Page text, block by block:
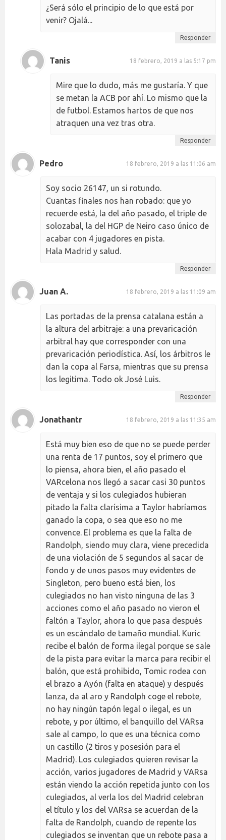
¿Será sólo el principio de lo que está por
venir? Ojalá...
Responder
Tanis 18 febrero, 2019 a las 5:17 pm
Mire que lo dudo, más me gustaría. Y que
se metan la ACB por ahí. Lo mismo que la
de futbol. Estamos hartos de que nos
atraquen una vez tras otra.
Responder
Pedro 18 febrero, 2019 a las 11:06 am
Soy socio 26147, un si rotundo.
Cuantas finales nos han robado: que yo
recuerde está, la del año pasado, el triple de
solozabal, la del HGP de Neiro caso único de
acabar con 4 jugadores en pista.
Hala Madrid y salud.
Responder
Juan A. 18 febrero, 2019 a las 11:09 am
Las portadas de la prensa catalana están a
la altura del arbitraje: a una prevaricación
arbitral hay que corresponder con una
prevaricación periodística. Así, los árbitros le
dan la copa al Farsa, mientras que su prensa
los legitima. Todo ok José Luis.
Responder
Jonathantr 18 febrero, 2019 a las 11:35 am
Está muy bien eso de que no se puede perder
una renta de 17 puntos, soy el primero que
lo piensa, ahora bien, el año pasado el
VARcelona nos llegó a sacar casi 30 puntos
de ventaja y si los culegiados hubieran
pitado la falta clarísima a Taylor habríamos
ganado la copa, o sea que eso no me
convence. El problema es que la falta de
Randolph, siendo muy clara, viene precedida
de una violación de 5 segundos al sacar de
fondo y de unos pasos muy evidentes de
Singleton, pero bueno está bien, los
culegiados no han visto ninguna de las 3
acciones como el año pasado no vieron el
faltón a Taylor, ahora lo que pasa después
es un escándalo de tamaño mundial. Kuric
recibe el balón de forma ilegal porque se sale
de la pista para evitar la marca para recibir el
balón, que está prohibido, Tomic rodea con
el brazo a Ayón (falta en ataque) y después
lanza, da al aro y Randolph coge el rebote,
no hay ningún tapón legal o ilegal, es un
rebote, y por último, el banquillo del VARsa
sale al campo, lo que es una técnica como
un castillo (2 tiros y posesión para el
Madrid). Los culegiados quieren revisar la
acción, varios jugadores de Madrid y VARsa
están viendo la acción repetida junto con los
culegiados, al verla los del Madrid celebran
el título y los del VARsa se acuerdan de la
falta de Randolph, cuando de repente los
culegiados se inventan que un rebote pasa a